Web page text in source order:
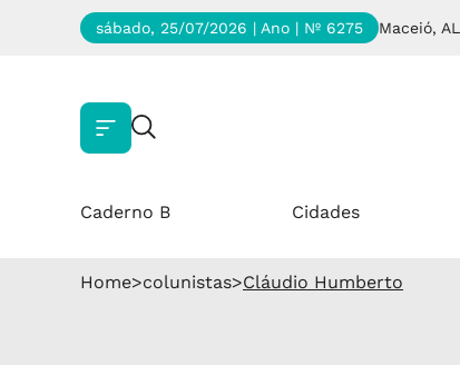
sábado, 25/07/2026 | Ano | Nº 6275 Maceió, AL
Caderno B Cidades
Home>colunistas>Cláudio Humberto